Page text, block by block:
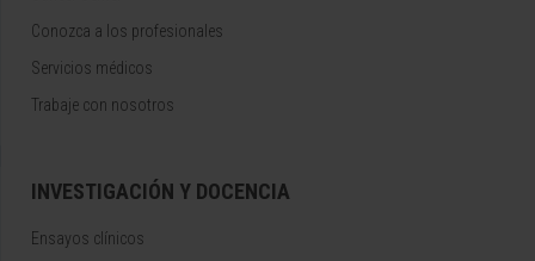
Conozca a los profesionales
Servicios médicos
Trabaje con nosotros
INVESTIGACIÓN Y DOCENCIA
Ensayos clínicos